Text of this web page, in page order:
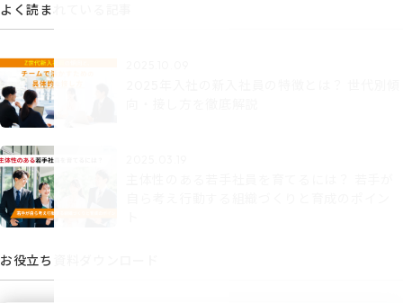
よく読まれている記事
お役立ち資料ダウンロード